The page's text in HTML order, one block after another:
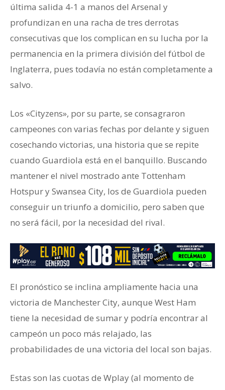
última salida 4-1 a manos del Arsenal y
profundizan en una racha de tres derrotas
consecutivas que los complican en su lucha por la
permanencia en la primera división del fútbol de
Inglaterra, pues todavía no están completamente a
salvo.
Los «Cityzens», por su parte, se consagraron
campeones con varias fechas por delante y siguen
cosechando victorias, una historia que se repite
cuando Guardiola está en el banquillo. Buscando
mantener el nivel mostrado ante Tottenham
Hotspur y Swansea City, los de Guardiola pueden
conseguir un triunfo a domicilio, pero saben que
no será fácil, por la necesidad del rival.
El pronóstico se inclina ampliamente hacia una
victoria de Manchester City, aunque West Ham
tiene la necesidad de sumar y podría encontrar al
campeón un poco más relajado, las
probabilidades de una victoria del local son bajas.
Estas son las cuotas de Wplay (al momento de